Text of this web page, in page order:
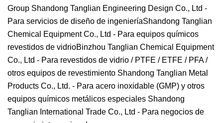
Group Shandong Tanglian Engineering Design Co., Ltd -
Para servicios de diseño de ingenieríaShandong Tanglian
Chemical Equipment Co., Ltd - Para equipos químicos
revestidos de vidrioBinzhou Tanglian Chemical Equipment
Co., Ltd - Para revestidos de vidrio / PTFE / ETFE / PFA /
otros equipos de revestimiento Shandong Tanglian Metal
Products Co., Ltd. - Para acero inoxidable (GMP) y otros
equipos químicos metálicos especiales Shandong
Tanglian International Trade Co., Ltd - Para negocios de